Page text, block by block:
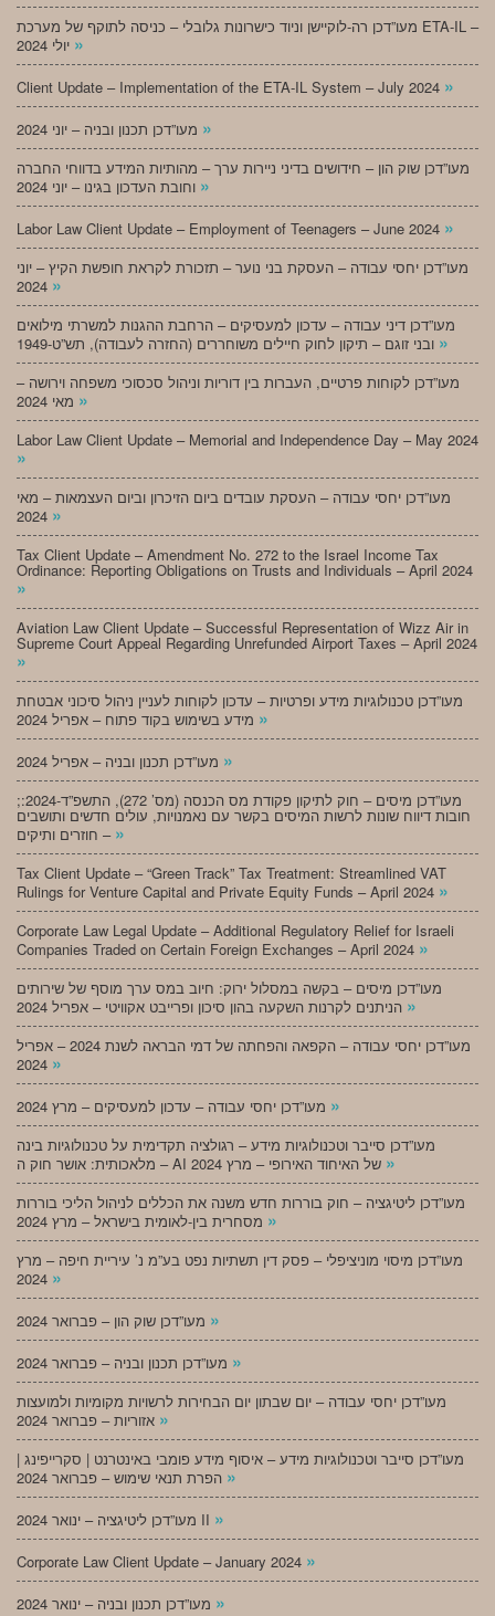
מעו”דכן רה-לוקיישן וניוד כישרונות גלובלי – כניסה לתוקף של מערכת ETA-IL –
»
Client Update – Implementation of the ETA-IL System – July 2024 »
»
מעו”דכן שוק הון – חידושים בדיני ניירות ערך – מהותיות המידע בדווחי החברה
»
Labor Law Client Update – Employment of Teenagers – June 2024 »
מעו”דכן יחסי עבודה – העסקת בני נוער – תזכורת לקראת חופשת הקיץ – יוני
»
מעו”דכן דיני עבודה – עדכון למעסיקים – הרחבת ההגנות למשרתי מילואים
»
מעו”דכן לקוחות פרטיים, העברות בין דוריות וניהול סכסוכי משפחה וירושה –
»
Labor Law Client Update – Memorial and Independence Day – May 2024
»
מעו”דכן יחסי עבודה – העסקת עובדים ביום הזיכרון וביום העצמאות – מאי
»
Tax Client Update – Amendment No. 272 to the Israel Income Tax
Ordinance: Reporting Obligations on Trusts and Individuals – April 2024
»
Aviation Law Client Update – Successful Representation of Wizz Air in
Supreme Court Appeal Regarding Unrefunded Airport Taxes – April 2024
»
מעו”דכן טכנולוגיות מידע ופרטיות – עדכון לקוחות לעניין ניהול סיכוני אבטחת
»
»
;מעו”דכן מיסים – חוק לתיקון פקודת מס הכנסה (מס’ 272), התשפ”ד-2024:
חובות דיווח שונות לרשות המיסים בקשר עם נאמנויות, עולים חדשים ותושבים
חוזרים ותיקים – »
Tax Client Update – “Green Track” Tax Treatment: Streamlined VAT
Rulings for Venture Capital and Private Equity Funds – April 2024 »
Corporate Law Legal Update – Additional Regulatory Relief for Israeli
Companies Traded on Certain Foreign Exchanges – April 2024 »
מעו”דכן מיסים – בקשה במסלול ירוק: חיוב במס ערך מוסף של שירותים
»
מעו”דכן יחסי עבודה – הקפאה והפחתה של דמי הבראה לשנת 2024 – אפריל
»
»
מעו”דכן סייבר וטכנולוגיות מידע – רגולציה תקדימית על טכנולוגיות בינה
»
מעו”דכן ליטיגציה – חוק בוררות חדש משנה את הכללים לניהול הליכי בוררות
»
מעו”דכן מיסוי מוניציפלי – פסק דין תשתיות נפט בע”מ נ’ עיריית חיפה – מרץ
»
»
»
מעו”דכן יחסי עבודה – יום שבתון יום הבחירות לרשויות מקומיות ולמועצות
»
מעו”דכן סייבר וטכנולוגיות מידע – איסוף מידע פומבי באינטרנט | סקרייפינג |
»
מעו”דכן ליטיגציה – ינואר 2024 II »
Corporate Law Client Update – January 2024 »
»